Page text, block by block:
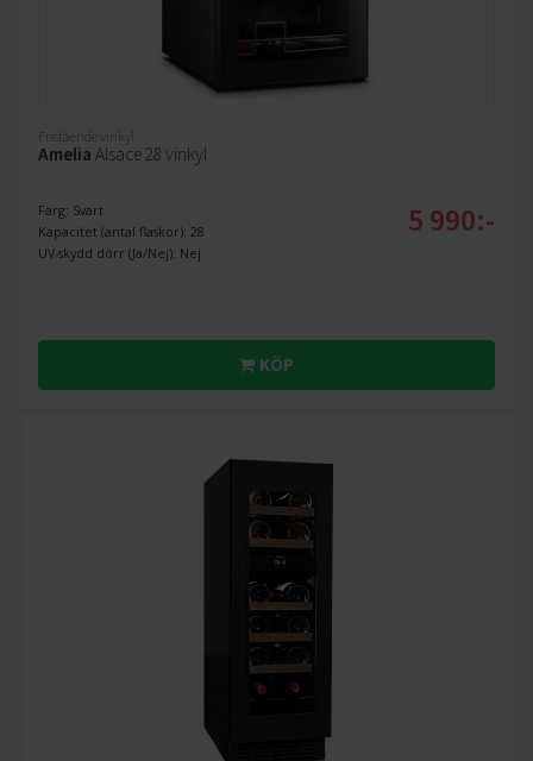
Fristående vinkyl
Amelia Alsace 28 vinkyl
Färg: Svart
Kapacitet (antal flaskor): 28
UV-skydd dörr (Ja/Nej): Nej
5 990:-
KÖP